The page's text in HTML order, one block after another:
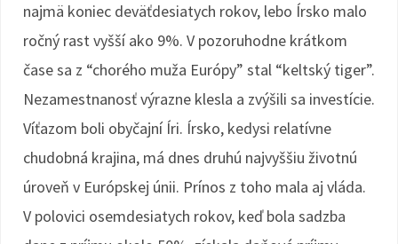
najmä koniec deväťdesiatych rokov, lebo Írsko malo
ročný rast vyšší ako 9%. V pozoruhodne krátkom
čase sa z “chorého muža Európy” stal “keltský tiger”.
Nezamestnanosť výrazne klesla a zvýšili sa investície.
Víťazom boli obyčajní Íri. Írsko, kedysi relatívne
chudobná krajina, má dnes druhú najvyššiu životnú
úroveň v Európskej únii. Prínos z toho mala aj vláda.
V polovici osemdesiatych rokov, keď bola sadzba